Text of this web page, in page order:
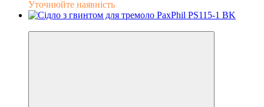
Уточнюйте наявність